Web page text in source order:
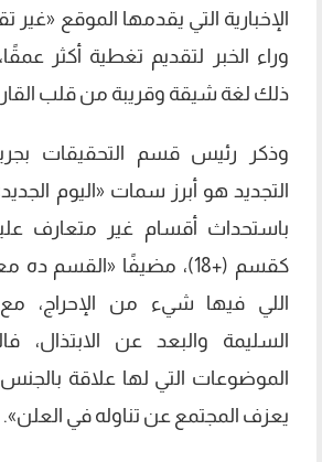
الإخبارية التي يقدمها الموقع «غير
وراء الخبر لتقديم تغطية أكثر
ذلك لغة شيقة وقريبة من قلب
وذكر رئيس قسم التحقيقات
التجديد هو أبرز سمات «اليوم
باستحداث أقسام غير متعارف
كقسم (+18)، مضيفًا «القسم
اللي فيها شيء من الإحراج، مع
السليمة والبعد عن الابتذال،
الموضوعات التي لها علاقة
يعزف المجتمع عن تناوله في العلن».